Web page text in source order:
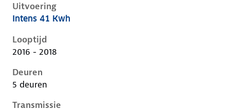
Uitvoering
Renault Zoe i, 41 kwh, 68 kW, Elektrisch, 5 deuren
Intens 41 Kwh
Looptijd
2016 - 2018
Deuren
5 deuren
Transmissie